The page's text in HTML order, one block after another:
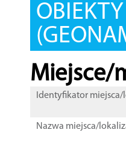
Miejsce/
Identyfikator
Nazwa miejsca/